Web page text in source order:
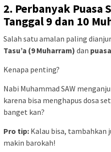
2. Perbanyak Puasa
Tanggal 9 dan 10
Salah satu amalan paling
Tasu’a (9 Muharram) dan
Kenapa penting?
Nabi Muhammad SAW
karena bisa menghapus dosa
banget kan?
Pro tip: Kalau bisa, tambahkan
makin barokah!